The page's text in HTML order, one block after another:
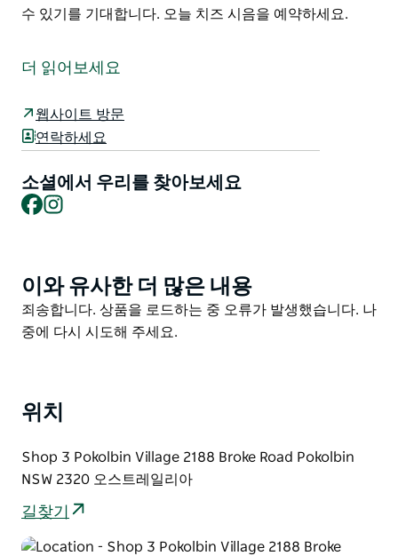
수 있기를 기대합니다. 오늘 치즈 시음을 예약하세요.
'냄새 나는' 제품군을 포함하여 최고의 현지 호주 및 수입
커피 한 잔과 집에서 만든 구운 치즈 케이크 한 조각을 들
고 밖에 앉아 전망을 즐기세요.
제조 시설에서 수입 이탈리아 재료와 전통 이탈리아 레시
피를 사용하여 만든 전통 이탈리아 젤라토를 특징으로 하
합니다.
그들은 당신을 만나고 고급 요리나 축하 케이터링 요구 사
항을 도울 수 있기를 기대합니다.
더 읽어보세요
웹사이트 방문
연락하세요
소셜에서 우리를 찾아보세요
Facebook
Product
List
이와 유사한 더 많은 내용
Product
List
죄송합니다. 상품을 로드하는 중 오류가 발생했습니다. 나
중에 다시 시도해 주세요.
위치
Shop 3 Pokolbin Village 2188 Broke Road Pokolbin
NSW 2320 오스트레일리아
길찾기